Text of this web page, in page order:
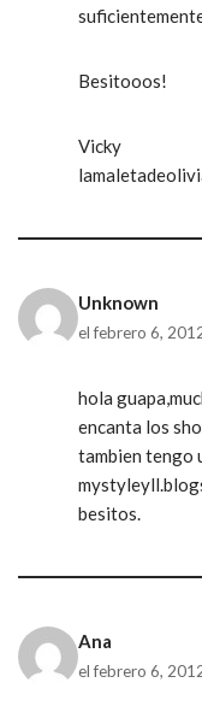
Besitooos!
Vicky
Unknown
el febrero 6,
hola
encanta los
tambien tengo
besitos.
Ana
el febrero 6,